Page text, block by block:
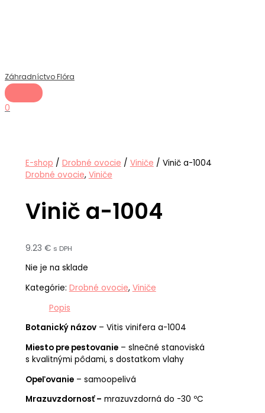
Záhradníctvo Flóra
0
E-shop / Drobné ovocie / Viniče / Vinič a-1004
Drobné ovocie, Viniče
Vinič a-1004
9.23 € s DPH
Nie je na sklade
Kategórie: Drobné ovocie, Viniče
Popis
Botanický názov– Vitis vinifera a-1004
Miesto pre pestovanie– slnečné stanoviská
s kvalitnými pôdami, s dostatkom vlahy
Opeľovanie– samoopelivá
Mrazuvzdornosť – mrazuvzdorná do -30 ºC